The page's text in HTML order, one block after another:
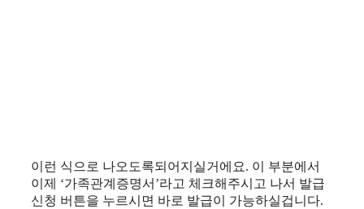
이런 식으로 나오도록되어지실거에요. 이 부분에서
이제 ‘가족관계증명서’라고 체크해주시고 나서 발급
신청 버튼을 누르시면 바로 발급이 가능하실겁니다.